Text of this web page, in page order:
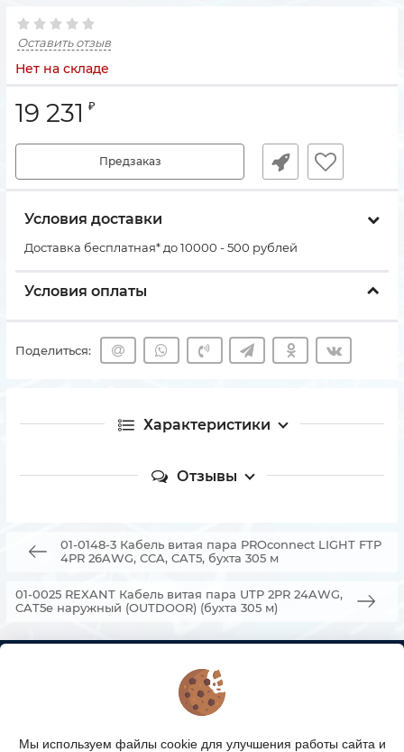
Оставить отзыв
Нет на складе
19 231 ₽
Предзаказ
Условия доставки
Доставка бесплатная* до 10000 - 500 рублей
Условия оплаты
Поделиться:
Характеристики
Отзывы
01-0148-3 Кабель витая пара PROconnect LIGHT FTP
4PR 26AWG, CCA, CAT5, бухта 305 м
01-0025 REXANT Кабель витая пара UTP 2PR 24AWG,
CAT5e наружный (OUTDOOR) (бухта 305 м)
Мы используем файлы cookie для улучшения работы сайта и